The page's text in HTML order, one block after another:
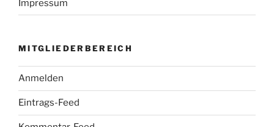
Impressum
MITGLIEDERBEREICH
Anmelden
Eintrags-Feed